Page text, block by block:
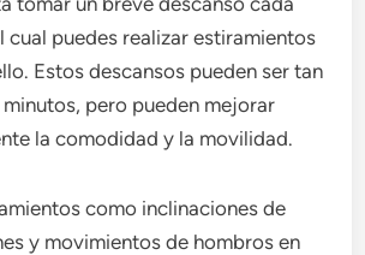
cual puedes realizar estiramientos
Estos descansos pueden ser tan
pero pueden mejorar
la comodidad y la movilidad.
como inclinaciones de
y movimientos de hombros en